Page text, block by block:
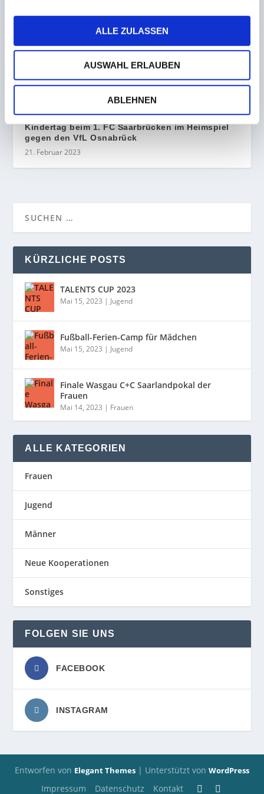
ALLE ZULASSEN
AUSWAHL ERLAUBEN
ABLEHNEN
27. April 2023
SV Habach verlängert mit allen Trainern von
erster und zweiter Mannschaft
22. Dezember 2022
Kindertag beim 1. FC Saarbrücken im Heimspiel
gegen den VfL Osnabrück
21. Februar 2023
KÜRZLICHE POSTS
TALENTS CUP 2023
Mai 15, 2023 | Jugend
Fußball-Ferien-Camp für Mädchen
Mai 15, 2023 | Jugend
Finale Wasgau C+C Saarlandpokal der
Frauen
Mai 14, 2023 | Frauen
ALLE KATEGORIEN
Frauen
Jugend
Männer
Neue Kooperationen
Sonstiges
FOLGEN SIE UNS
FACEBOOK
INSTAGRAM
Entworfen von Elegant Themes | Unterstützt von WordPress
Impressum Datenschutz Kontakt